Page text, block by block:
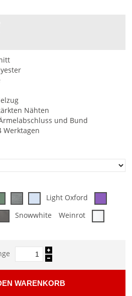
Nähten
und Bund
Werktagen
Light Oxford
Snowwhite Weinrot
WARENKORB